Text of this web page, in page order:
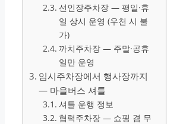
선인장주차장 — 평일·휴
일 상시 운영 (우천 시 불
가)
까치주차장 — 주말·공휴
일만 운영
임시주차장에서 행사장까지
— 마을버스 셔틀
셔틀 운행 정보
협력주차장 — 쇼핑 겸 무